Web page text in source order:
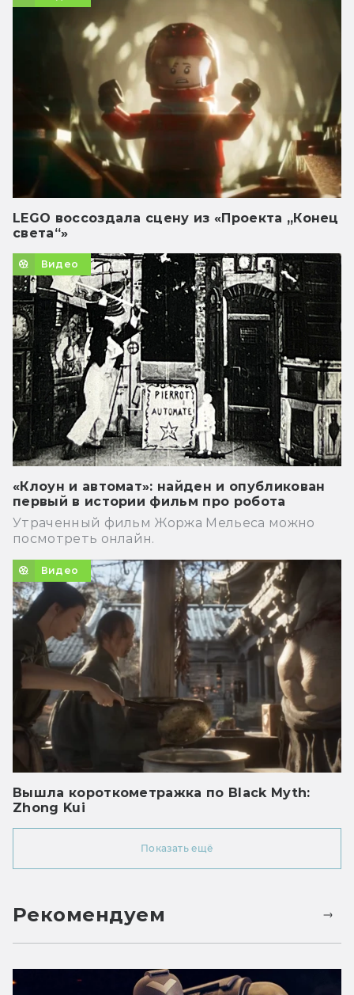
LEGO воссоздала сцену из «Проекта „Конец
света“»
Видео
«Клоун и автомат»: найден и опубликован
первый в истории фильм про робота
Утраченный фильм Жоржа Мельеса можно
посмотреть онлайн.
Видео
Вышла короткометражка по Black Myth:
Zhong Kui
Показать ещё
Рекомендуем